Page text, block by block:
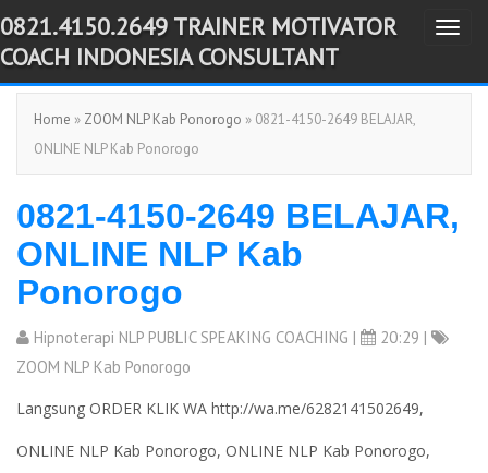
-->
T
g
e
n
a
0821.4150.2649 TRAINER MOTIVATOR
COACH INDONESIA CONSULTANT
Home » ZOOM NLP Kab Ponorogo » 0821-4150-2649 BELAJAR,
ONLINE NLP Kab Ponorogo
0821-4150-2649 BELAJAR,
ONLINE NLP Kab
Ponorogo
Hipnoterapi NLP PUBLIC SPEAKING COACHING |
20:29 |
ZOOM NLP Kab Ponorogo
Langsung ORDER KLIK WA http://wa.me/6282141502649,
ONLINE NLP Kab Ponorogo, ONLINE NLP Kab Ponorogo,